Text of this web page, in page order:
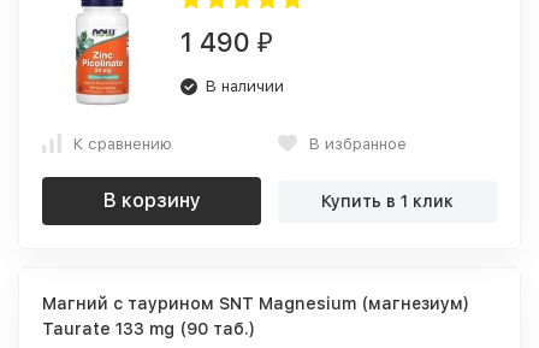
1 490 ₽
В наличии
К сравнению В избранное
В корзину Купить в 1 клик
Магний c таурином SNT Magnesium (магнезиум)
Taurate 133 mg (90 таб.)